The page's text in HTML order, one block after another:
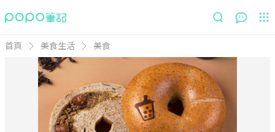
首頁 美食生活 美食